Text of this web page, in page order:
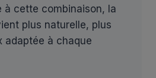
à cette combinaison, la
plus naturelle, plus
adaptée à chaque